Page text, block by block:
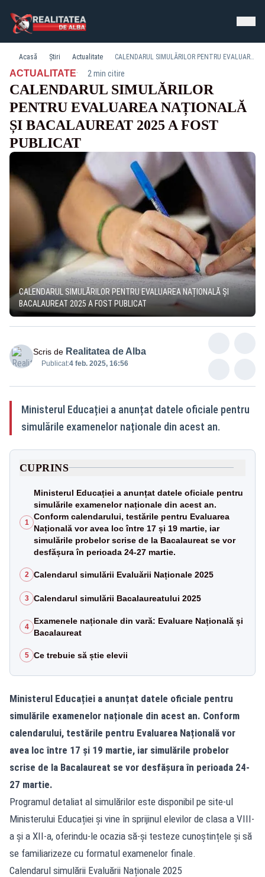
Acasă Știri Actualitate CALENDARUL SIMULĂRILOR PENTRU EVALUAREA NAȚIONALĂ ȘI BACALAUREAT 2025 A FOST PUBLICAT
ACTUALITATE· 2 min citire
CALENDARUL SIMULĂRILOR
PENTRU EVALUAREA NAȚIONALĂ
ȘI BACALAUREAT 2025 A FOST
PUBLICAT
CALENDARUL SIMULĂRILOR PENTRU EVALUAREA NAȚIONALĂ ȘI
BACALAUREAT 2025 A FOST PUBLICAT
Scris de Realitatea de Alba
Publicat:4 feb. 2025, 16:56
Ministerul Educației a anunțat datele oficiale pentru
simulările examenelor naționale din acest an.
CUPRINS
1
Ministerul Educației a anunțat datele oficiale pentru
simulările examenelor naționale din acest an.
Conform calendarului, testările pentru Evaluarea
Națională vor avea loc între 17 și 19 martie, iar
simulările probelor scrise de la Bacalaureat se vor
desfășura în perioada 24-27 martie.
2 Calendarul simulării Evaluării Naționale 2025
3 Calendarul simulării Bacalaureatului 2025
4
Examenele naționale din vară: Evaluare Națională și
Bacalaureat
5 Ce trebuie să știe elevii
Ministerul Educației a anunțat datele oficiale pentru
simulările examenelor naționale din acest an. Conform
calendarului, testările pentru Evaluarea Națională vor
avea loc între 17 și 19 martie, iar simulările probelor
scrise de la Bacalaureat se vor desfășura în perioada 24-
27 martie.
Programul detaliat al simulărilor este disponibil pe site-ul
Ministerului Educației și vine în sprijinul elevilor de clasa a VIII-
a și a XII-a, oferindu-le ocazia să-și testeze cunoștințele și să
se familiarizeze cu formatul examenelor finale.
Calendarul simulării Evaluării Naționale 2025